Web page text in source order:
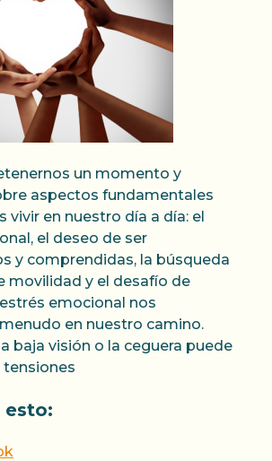
un momento y
aspectos fundamentales
vivir en nuestro día a día: el
el deseo de ser
y comprendidas, la búsqueda
movilidad y el desafío de
emocional nos
en nuestro camino.
baja visión o la ceguera puede
esto: